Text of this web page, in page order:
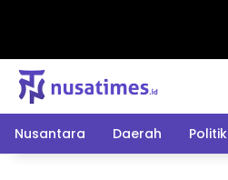
Nusantara Daerah Politik